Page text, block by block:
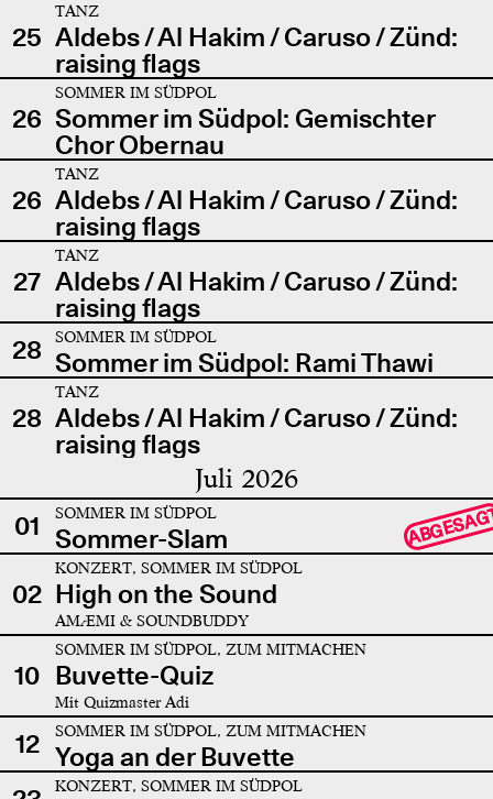
25
TANZ
Aldebs / Al Hakim / Caruso / Zünd:
raising flags
26
SOMMER IM SÜDPOL
Sommer im Südpol: Gemischter
Chor Obernau
26
TANZ
Aldebs / Al Hakim / Caruso / Zünd:
raising flags
27
TANZ
Aldebs / Al Hakim / Caruso / Zünd:
raising flags
28
SOMMER IM SÜDPOL
Sommer im Südpol: Rami Thawi
28
TANZ
Aldebs / Al Hakim / Caruso / Zünd:
raising flags
Juli 2026
01 SOMMER IM SÜDPOL
Sommer-Slam
02
KONZERT, SOMMER IM SÜDPOL
High on the Sound
AMÆMI & SOUNDBUDDY
10
SOMMER IM SÜDPOL, ZUM MITMACHEN
Buvette-Quiz
Mit Quizmaster Adi
12 SOMMER IM SÜDPOL, ZUM MITMACHEN
Yoga an der Buvette
KONZERT, SOMMER IM SÜDPOL